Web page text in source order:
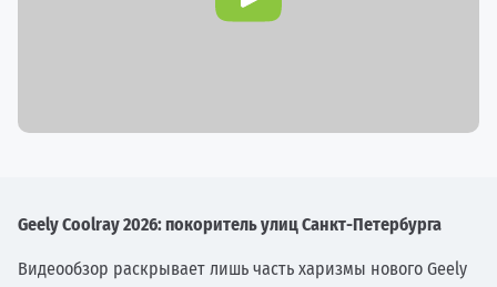
Geely Coolray 2026: покоритель улиц Санкт-Петербурга
Видеообзор раскрывает лишь часть харизмы нового Geely